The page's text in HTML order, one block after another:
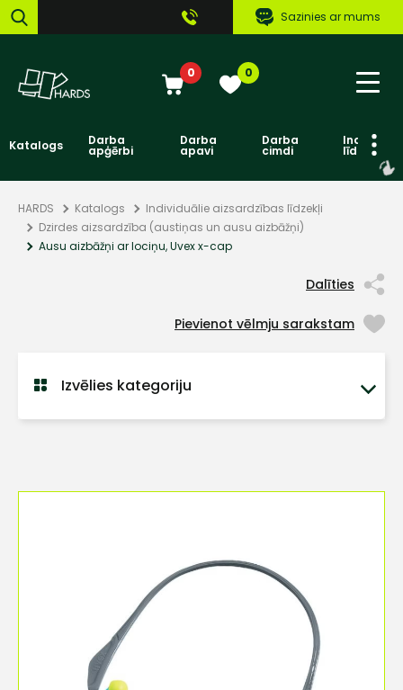
Sazinies ar mums
0 0
Katalogs Darba
apģērbi
Darba
apavi
Darba
cimdi līdzekļi
HARDS Katalogs
Individuālie aizsardzības līdzekļi
Dzirdes aizsardzība (austiņas un ausu aizbāžņi)
Ausu aizbāžņi ar lociņu, Uvex x-cap
Dalīties
Pievienot vēlmju sarakstam
Izvēlies kategoriju